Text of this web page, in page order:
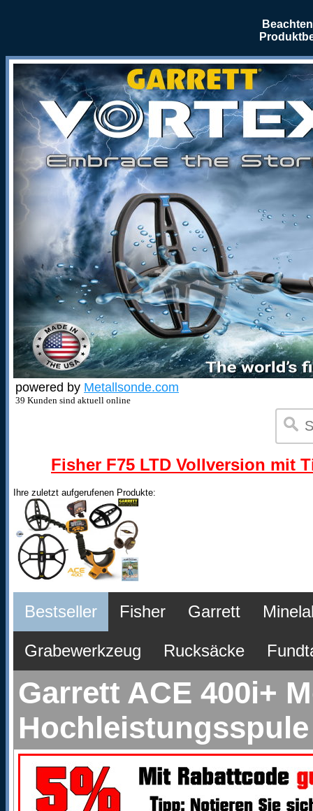
powered by Metallsonde.com
39 Kunden sind aktuell online
Fisher F75 LTD Vollversion mit
Ihre zuletzt aufgerufenen Produkte:
Bestseller Fisher Garrett
Grabewerkzeug Rucksäcke
Garrett ACE 400i+